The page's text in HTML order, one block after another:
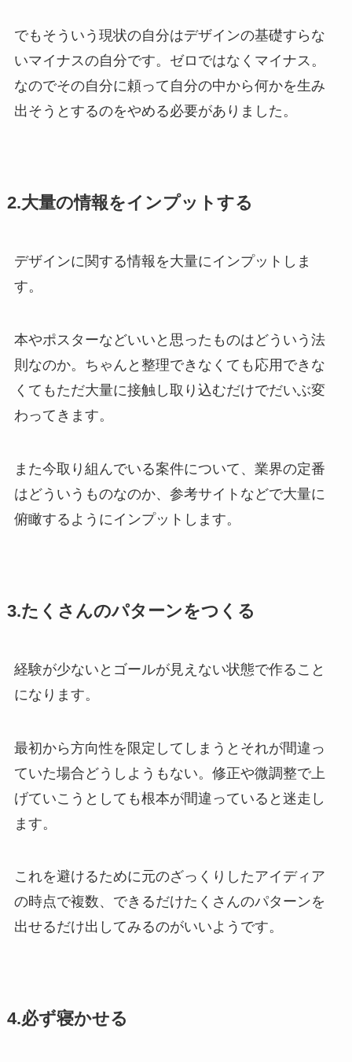
でもそういう現状の自分はデザインの基礎すらな
いマイナスの自分です。ゼロではなくマイナス。
なのでその自分に頼って自分の中から何かを生み
出そうとするのをやめる必要がありました。
2.大量の情報をインプットする
デザインに関する情報を大量にインプットしま
す。
本やポスターなどいいと思ったものはどういう法
則なのか。ちゃんと整理できなくても応用できな
くてもただ大量に接触し取り込むだけでだいぶ変
わってきます。
また今取り組んでいる案件について、業界の定番
はどういうものなのか、参考サイトなどで大量に
俯瞰するようにインプットします。
3.たくさんのパターンをつくる
経験が少ないとゴールが見えない状態で作ること
になります。
最初から方向性を限定してしまうとそれが間違っ
ていた場合どうしようもない。修正や微調整で上
げていこうとしても根本が間違っていると迷走し
ます。
これを避けるために元のざっくりしたアイディア
の時点で複数、できるだけたくさんのパターンを
出せるだけ出してみるのがいいようです。
4.必ず寝かせる